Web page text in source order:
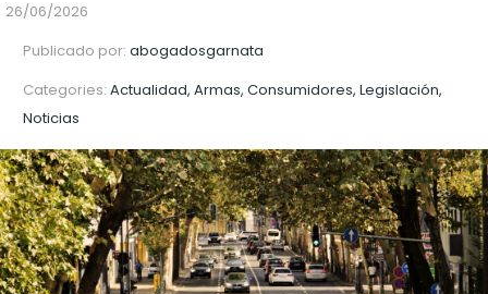
26/06/2026
Publicado por: abogadosgarnata
Categories: Actualidad, Armas, Consumidores, Legislación,
Noticias